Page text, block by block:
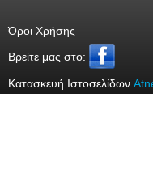
Όροι Χρήσης
Bρείτε μας στο:
Κατασκευή Ιστοσελίδων